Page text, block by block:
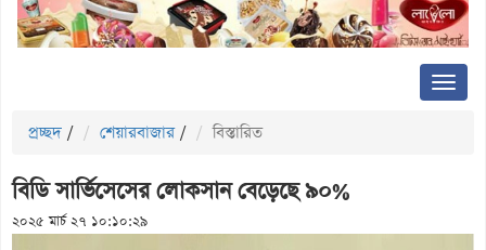
প্রচ্ছদ / শেয়ারবাজার / বিস্তারিত
বিডি সার্ভিসেসের লোকসান বেড়েছে ৯০%
২০২৫ মার্চ ২৭ ১০:১০:২৯